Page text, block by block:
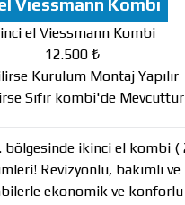
Viessmann Kombi
el Viessmann Kombi
12.500 ₺
Kurulum Montaj Yapılır
Sıfır kombi'de Mevcuttur